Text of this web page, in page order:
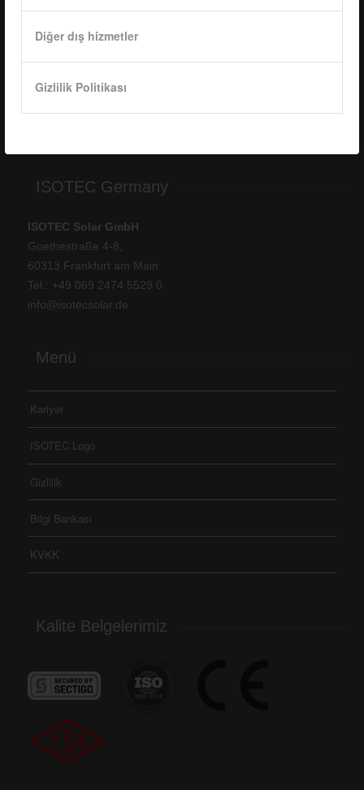
Diğer dış hizmetler
Gizlilik Politikası
ISOTEC Türkiye – Fabrika
Kocaeli Dilovası Türkiye
Tel: +90 262 244 4309
ISOTEC Germany
ISOTEC Solar GmbH
Goethestraße 4-8,
60313 Frankfurt am Main
Tel.: +49 069 2474 5529 0
info@isotecsolar.de
Menü
Kariyer
ISOTEC Logo
Gizlilik
Bilgi Bankası
KVKK
Kalite Belgelerimiz